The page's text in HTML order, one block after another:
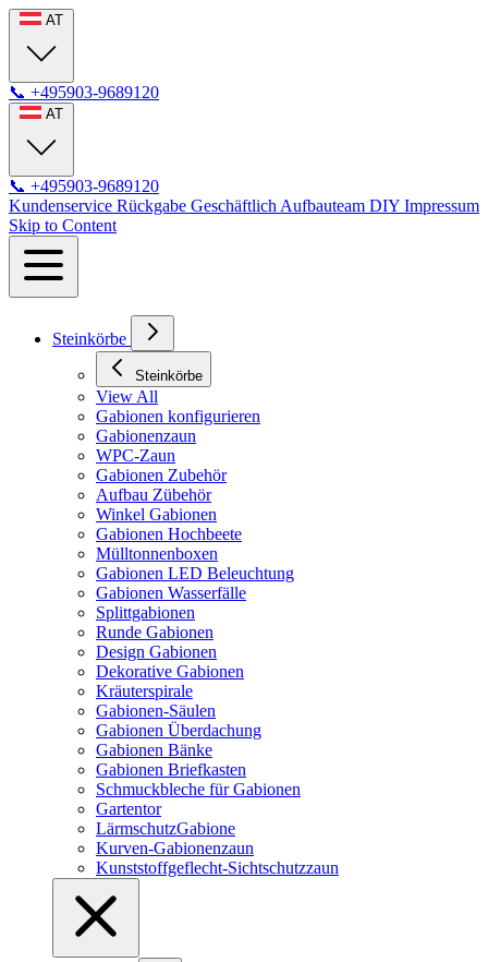
AT
📞 +495903-9689120
AT
📞 +495903-9689120
Kundenservice Rückgabe Geschäftlich Aufbauteam DIY Impressum
Skip to Content
Steinkörbe
Steinkörbe
View All
Gabionen konfigurieren
Gabionenzaun
WPC-Zaun
Gabionen Zubehör
Aufbau Zübehör
Winkel Gabionen
Gabionen Hochbeete
Mülltonnenboxen
Gabionen LED Beleuchtung
Gabionen Wasserfälle
Splittgabionen
Runde Gabionen
Design Gabionen
Dekorative Gabionen
Kräuterspirale
Gabionen-Säulen
Gabionen Überdachung
Gabionen Bänke
Gabionen Briefkasten
Schmuckbleche für Gabionen
Gartentor
LärmschutzGabione
Kurven-Gabionenzaun
Kunststoffgeflecht-Sichtschutzzaun